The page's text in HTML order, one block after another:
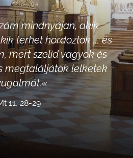
mindnyájan, akik
terhet hordoztok ... és
mert szelíd vagyok és
megtaláljátok lelketek
«
11, 28-29